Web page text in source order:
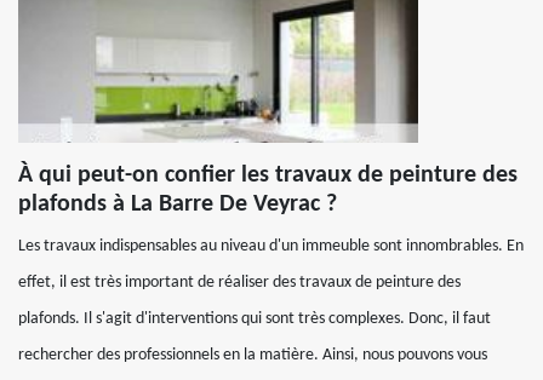
À qui peut-on confier les travaux de peinture des
plafonds à La Barre De Veyrac ?
Les travaux indispensables au niveau d'un immeuble sont innombrables. En
effet, il est très important de réaliser des travaux de peinture des
plafonds. Il s'agit d'interventions qui sont très complexes. Donc, il faut
rechercher des professionnels en la matière. Ainsi, nous pouvons vous